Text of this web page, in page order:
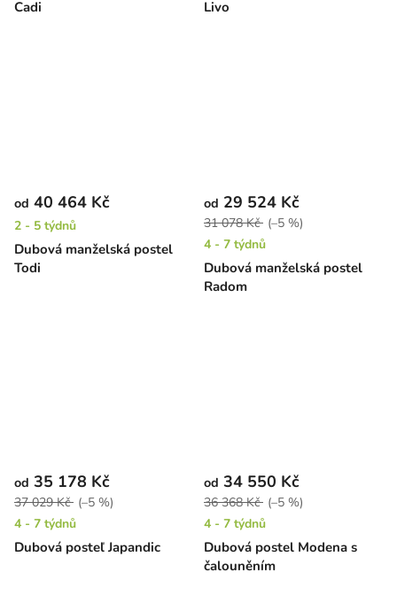
Cadi
Livo
Dubová manželská postel
Todi
od 40 464 Kč
2 - 5 týdnů
Dubová manželská postel
Radom
od 29 524 Kč
31 078 Kč (–5 %)
4 - 7 týdnů
Dubová posteľ Japandic
od 35 178 Kč
37 029 Kč (–5 %)
4 - 7 týdnů
Dubová postel Modena s
čalouněním
od 34 550 Kč
36 368 Kč (–5 %)
4 - 7 týdnů